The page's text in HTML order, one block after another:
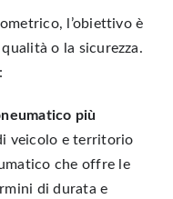
l’obiettivo è
o la sicurezza.
più
veicolo e territorio
che offre le
di durata e